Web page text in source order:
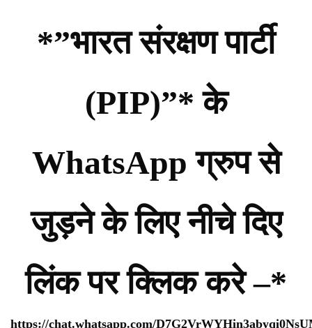
*”भारत संरक्षण पार्टी
(PIP)”* के
WhatsApp ग्रुप से
जुड़ने के लिए नीचे दिए
लिंक पर क्लिक करे –*
https://chat.whatsapp.com/